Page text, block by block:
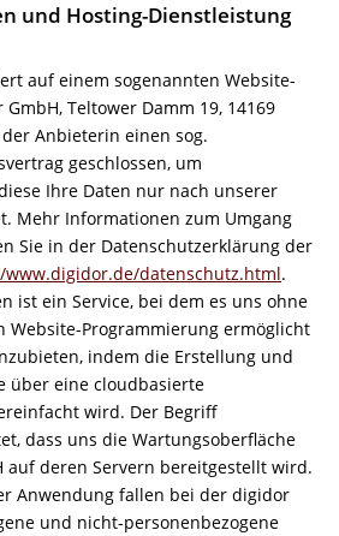
und Hosting-Dienstleistung
auf einem sogenannten Website-
Teltower Damm 19, 14169
Anbieterin einen sog.
geschlossen, um
Ihre Daten nur nach unserer
Mehr Informationen zum Umgang
Sie in der Datenschutzerklärung der
datenschutz.html.
ist ein Service, bei dem es uns ohne
Website-Programmierung ermöglicht
indem die Erstellung und
über eine cloudbasierte
wird. Der Begriff
dass uns die Wartungsoberfläche
auf deren Servern bereitgestellt wird.
Anwendung fallen bei der digidor
und nicht-personenbezogene